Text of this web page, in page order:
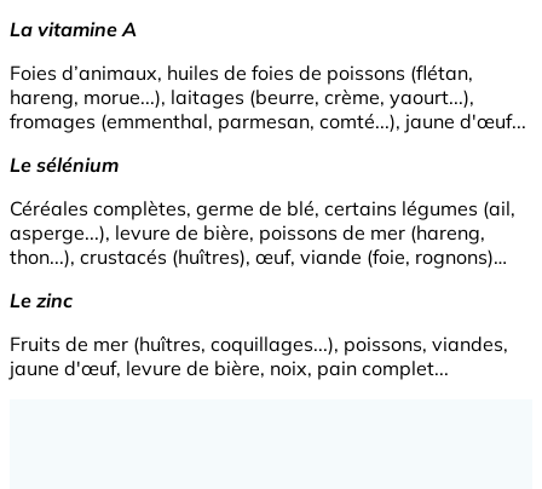
La vitamine A
Foies d’animaux, huiles de foies de poissons (flétan,
hareng, morue...), laitages (beurre, crème, yaourt...),
fromages (emmenthal, parmesan, comté...), jaune d'œuf...
Le sélénium
Céréales complètes, germe de blé, certains légumes (ail,
asperge...), levure de bière, poissons de mer (hareng,
thon...), crustacés (huîtres), œuf, viande (foie, rognons)…
Le zinc
Fruits de mer (huîtres, coquillages...), poissons, viandes,
jaune d'œuf, levure de bière, noix, pain complet...